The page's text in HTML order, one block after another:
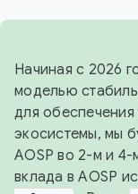
Начиная с 2026
моделью
для
экосистемы, мы
AOSP во 2-м и 4-
вклада в AOSP